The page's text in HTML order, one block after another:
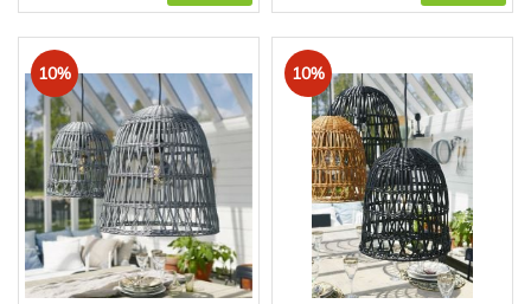
10% 10%